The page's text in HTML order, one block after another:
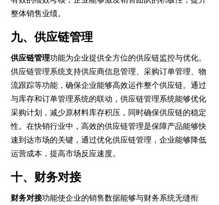
整体销售业绩。
九、供应链管理
供应链管理功能为企业提供全方位的供应链监控与优化。
供应链管理系统支持供应商信息管理、采购订单管理、物
流跟踪等功能，确保企业能够高效运作整个供应链。通过
与库存和订单管理系统的联动，供应链管理系统能够优化
采购计划，减少原材料库存积压，同时确保供应链的稳定
性。在快销行业中，高效的供应链管理是保障产品能够快
速到达市场的关键，通过优化供应链管理，企业能够降低
运营成本，提高市场反应速度。
十、财务对接
财务对接功能使企业的销售数据能够与财务系统无缝衔